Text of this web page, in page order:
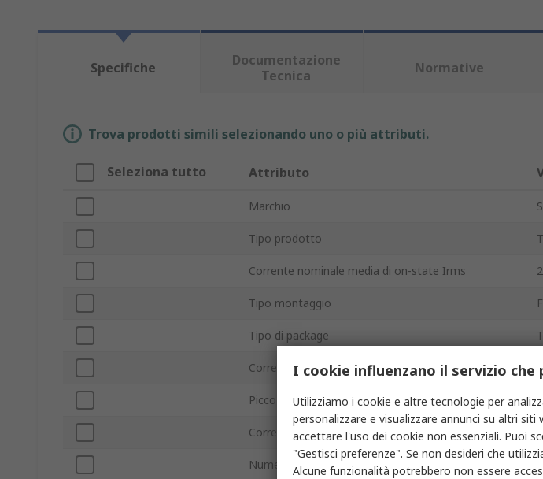
Specifiche
Documentazione
Tecnica
Normative
Trova prodotti simili selezionando uno o più attributi.
Seleziona tutto Attributo
Marchio
Tipo prodotto
Corrente nominale media di on-state Irms
Tipo montaggio
Tipo di package
Corrente massima di attivazione del gate Igt
Picco di tensione inversa ripetitiva VDRM
Corrente nominale di sovratensione
Numero pin
I cookie influenzano il servizio
Utilizziamo i cookie e altre tecnologie per
personalizzare e visualizzare annunci su altri
accettare l'uso dei cookie non essenziali. Puoi
"Gestisci preferenze". Se non desideri che
Alcune funzionalità potrebbero non essere